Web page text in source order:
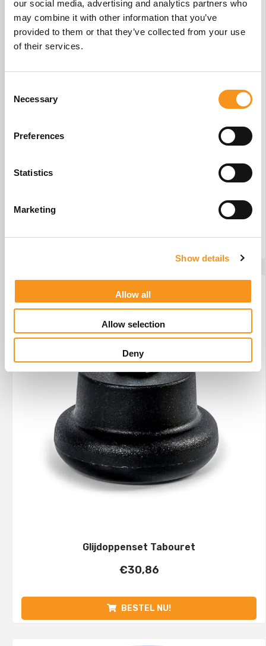
our social media, advertising and analytics partners who
may combine it with other information that you’ve
provided to them or that they’ve collected from your use
of their services.
Selection
Necessary
Preferences
Statistics
Marketing
Show details
Allow all
Allow selection
Deny
Glijdoppenset Tabouret
€30,86
BESTEL NU!